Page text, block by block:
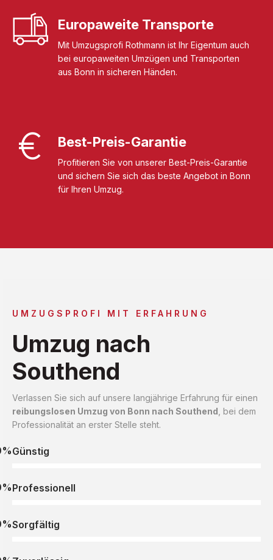
Europaweite Transporte
Mit Umzugsprofi Rothmann ist Ihr Eigentum auch
bei europaweiten Umzügen und Transporten
aus Bonn in sicheren Händen.
Best-Preis-Garantie
Profitieren Sie von unserer Best-Preis-Garantie
und sichern Sie sich das beste Angebot in Bonn
für Ihren Umzug.
UMZUGSPROFI MIT ERFAHRUNG
Umzug nach
Southend
Verlassen Sie sich auf unsere langjährige Erfahrung für einen
reibungslosen Umzug von Bonn nach Southend , bei dem
Professionalität an erster Stelle steht.
Günstig
Professionell
Sorgfältig